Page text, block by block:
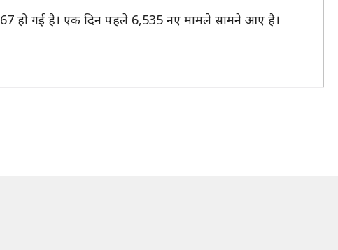
हो गई है। एक दिन पहले 6,535 नए मामले सामने आए है।